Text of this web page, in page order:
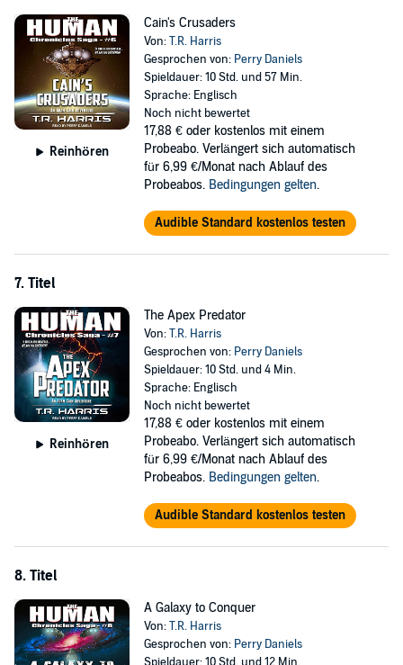
Reinhören
Cain's Crusaders
Von:T.R. Harris
Gesprochen von: Perry Daniels
Spieldauer: 10 Std. und 57 Min.
Sprache: Englisch
Noch nicht bewertet
17,88 € oder kostenlos mit einem
Probeabo. Verlängert sich automatisch
für 6,99 €/Monat nach Ablauf des
Probeabos. Bedingungen gelten.
Audible Standard kostenlos testen
7. Titel
Reinhören
The Apex Predator
Von:T.R. Harris
Gesprochen von: Perry Daniels
Spieldauer: 10 Std. und 4 Min.
Sprache: Englisch
Noch nicht bewertet
17,88 € oder kostenlos mit einem
Probeabo. Verlängert sich automatisch
für 6,99 €/Monat nach Ablauf des
Probeabos. Bedingungen gelten.
Audible Standard kostenlos testen
8. Titel
A Galaxy to Conquer
Von:T.R. Harris
Gesprochen von: Perry Daniels